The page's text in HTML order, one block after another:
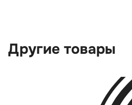
Другие товары